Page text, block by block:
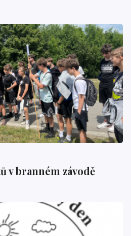
v branném závodě